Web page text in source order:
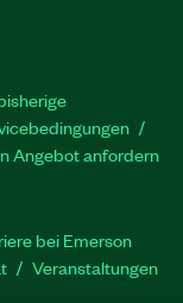
Angebot anfordern
bei Emerson
Veranstaltungen